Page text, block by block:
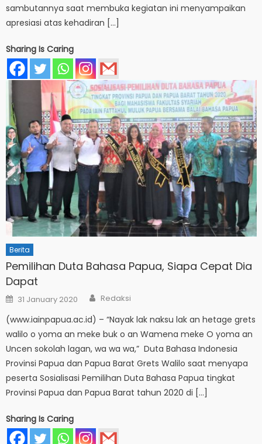
sambutannya saat membuka kegiatan ini menyampaikan
apresiasi atas kehadiran […]
Sharing Is Caring
Berita
Pemilihan Duta Bahasa Papua, Siapa Cepat Dia
Dapat
Posted
on
31 January 2020 Author
Redaksi
(www.iainpapua.ac.id) – “Nayak lak naksu lak an hetage grets
walilo o yoma an meke buk o an Wamena meke O yoma an
Uncen sokolah lagan, wa wa wa,” Duta Bahasa Indonesia
Provinsi Papua dan Papua Barat Grets Walilo saat menyapa
peserta Sosialisasi Pemilihan Duta Bahasa Papua tingkat
Provinsi Papua dan Papua Barat tahun 2020 di […]
Sharing Is Caring